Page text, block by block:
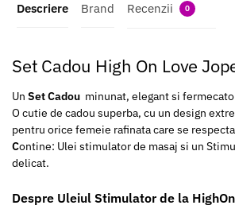
Descriere Brand Recenzii 0
Set Cadou High On Love
Un Set Cadou minunat, elegant si
O cutie de cadou superba, cu un design
pentru orice femeie rafinata care se
Contine: Ulei stimulator de masaj si un
delicat.
Despre Uleiul Stimulator de la